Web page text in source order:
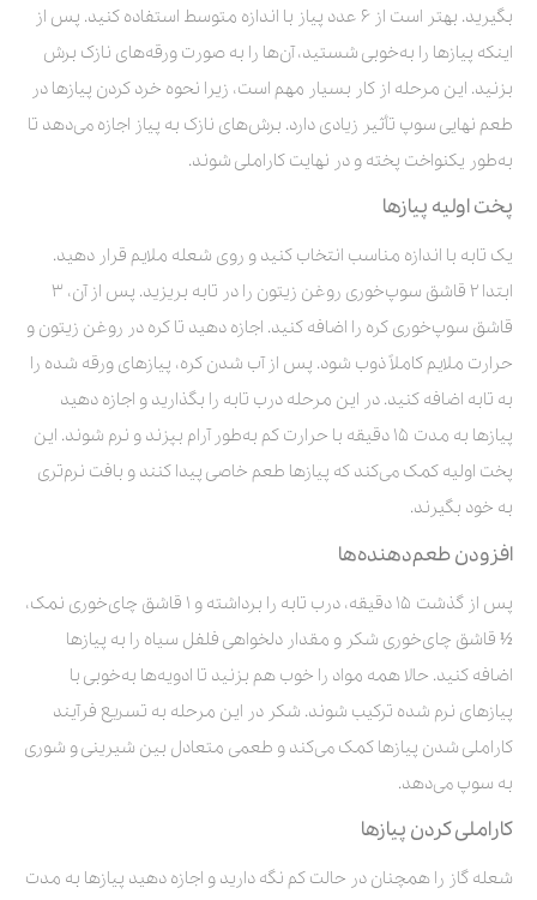
بگیرید. بهتر است از ۶ عدد پیاز با اندازه متوسط استفاده کنید. پس از
اینکه پیازها را به‌خوبی شستید، آن‌ها را به صورت ورقه‌های نازک برش
بزنید. این مرحله از کار بسیار مهم است، زیرا نحوه خرد کردن پیازها در
طعم نهایی سوپ تأثیر زیادی دارد. برش‌های نازک به پیاز اجازه می‌دهد تا
به‌طور یکنواخت پخته و در نهایت کاراملی شوند.
پخت اولیه پیازها
یک تابه با اندازه مناسب انتخاب کنید و روی شعله ملایم قرار دهید.
ابتدا ۲ قاشق سوپ‌خوری روغن زیتون را در تابه بریزید. پس از آن، ۳
قاشق سوپ‌خوری کره را اضافه کنید. اجازه دهید تا کره در روغن زیتون و
حرارت ملایم کاملاً ذوب شود. پس از آب شدن کره، پیازهای ورقه شده را
به تابه اضافه کنید. در این مرحله درب تابه را بگذارید و اجازه دهید
پیازها به مدت ۱۵ دقیقه با حرارت کم به‌طور آرام بپزند و نرم شوند. این
پخت اولیه کمک می‌کند که پیازها طعم خاصی پیدا کنند و بافت نرم‌تری
به خود بگیرند.
افزودن طعم‌دهنده‌ها
پس از گذشت ۱۵ دقیقه، درب تابه را برداشته و ۱ قاشق چای‌خوری نمک،
½ قاشق چای‌خوری شکر و مقدار دلخواهی فلفل سیاه را به پیازها
اضافه کنید. حالا همه مواد را خوب هم بزنید تا ادویه‌ها به‌خوبی با
پیازهای نرم شده ترکیب شوند. شکر در این مرحله به تسریع فرآیند
کاراملی شدن پیازها کمک می‌کند و طعمی متعادل بین شیرینی و شوری
به سوپ می‌دهد.
کاراملی کردن پیازها
شعله گاز را همچنان در حالت کم نگه دارید و اجازه دهید پیازها به مدت